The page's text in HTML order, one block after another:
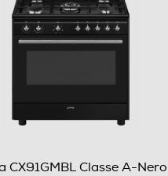
CX91GMBL Classe A-Nero